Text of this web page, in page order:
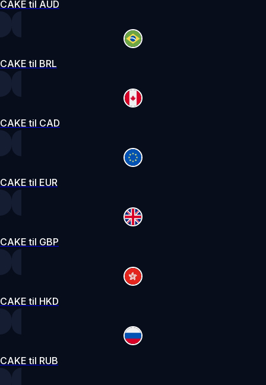
CAKE til AUD
CAKE til BRL
CAKE til CAD
CAKE til EUR
CAKE til GBP
CAKE til HKD
CAKE til RUB